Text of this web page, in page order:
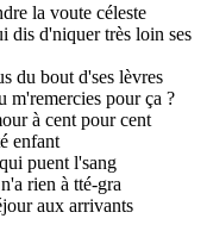
la voute céleste
dis d'niquer très loin ses
du bout d'ses lèvres
m'remercies pour ça ?
à cent pour cent
enfant
puent l'sang
rien à tté-gra
aux arrivants